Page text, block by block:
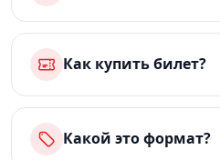
Как купить билет?
Какой это формат?